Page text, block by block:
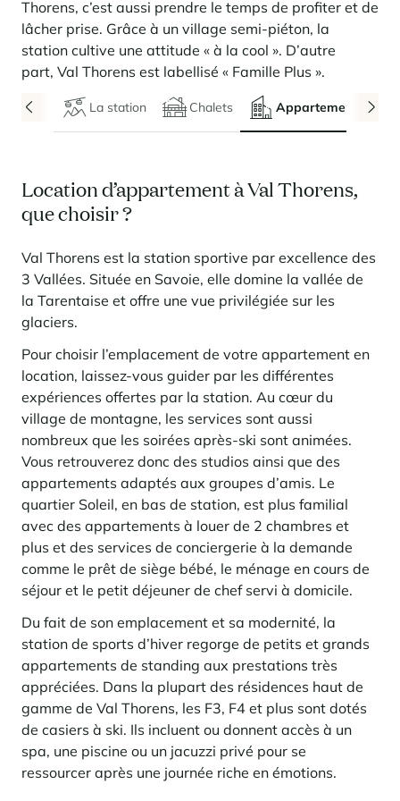
Résidences
Collections
Voir tous nos séjours
Niveaux de services
Pass conciergerie
Louer mon bien
Besoin d'inspiration ?
Questions fréquentes
Votre séjour au coeur de la station
Notre sélection pour profiter pleinement de l'animation et
des services
En savoir plus
En savoir plus
rencontrent
En savoir plus
Découvrir La Rosière
rencontrent
En savoir plus
En savoir plus
Panorama 2026
Etude annuelle de l'immobilier de montagne par Cimalpes
En savoir plus
Courchevel Le Praz
Courchevel Moriond
Courchevel Village
Crest-Voland
Les Saisies
Les Menuires
Megève
Méribel
Méribel Village
Morzine
Saint-Gervais Mont-Blanc
Saint-Martin-de-Belleville
Serre Chevalier
Tignes
Val d'Isère
Val Thorens
En savoir plus
Propriétaires
Expertise marché
Le Kandahar
Résidence exclusive à Val d'Isère
En savoir plus
Le Kandahar
En savoir plus
En savoir plus
Gérer mon bien
Nos honoraires
Questions fréquentes
Cimalpes vous accompagne à chaque étape
Estimez votre bien sans engagements avec nos outils
En savoir plus
En savoir plus
NOS DERNIERS ARTICLES
Conseils immobiliers
Face à un parc vieillissant et à une construction neuve ralentie, la
rénovation et la réhabilitation deviennent une stratégie gagnante
pour investir en montagne. Et un levier puissant pour redessiner une
montagne vivante, attractive à l’année et génératrice de nouveaux
usages.
Inspirations séjours
L’été, nouvelle saison du bien-être en montagne
La montagne s’affirme de plus en plus comme une destination
dynamique l’été, avec une progression de la fréquentation, une saison
plus longue, une diversification des clientèles et un développement
marqué des pratiques hors ski.
Thorens, c’est aussi prendre le temps de profiter et de
lâcher prise. Grâce à un village semi-piéton, la
station cultive une attitude « à la cool ». D’autre
part, Val Thorens est labellisé « Famille Plus ».
La station Chalets Appartements
Location d’appartement à Val Thorens,
que choisir ?
Val Thorens est la station sportive par excellence des
3 Vallées. Située en Savoie, elle domine la vallée de
la Tarentaise et offre une vue privilégiée sur les
glaciers.
Pour choisir l’emplacement de votre appartement en
location, laissez-vous guider par les différentes
expériences offertes par la station. Au cœur du
village de montagne, les services sont aussi
nombreux que les soirées après-ski sont animées.
Vous retrouverez donc des studios ainsi que des
appartements adaptés aux groupes d’amis. Le
quartier Soleil, en bas de station, est plus familial
avec des appartements à louer de 2 chambres et
plus et des services de conciergerie à la demande
comme le prêt de siège bébé, le ménage en cours de
séjour et le petit déjeuner de chef servi à domicile.
Du fait de son emplacement et sa modernité, la
station de sports d’hiver regorge de petits et grands
appartements de standing aux prestations très
appréciées. Dans la plupart des résidences haut de
gamme de Val Thorens, les F3, F4 et plus sont dotés
de casiers à ski. Ils incluent ou donnent accès à un
spa, une piscine ou un jacuzzi privé pour se
ressourcer après une journée riche en émotions.